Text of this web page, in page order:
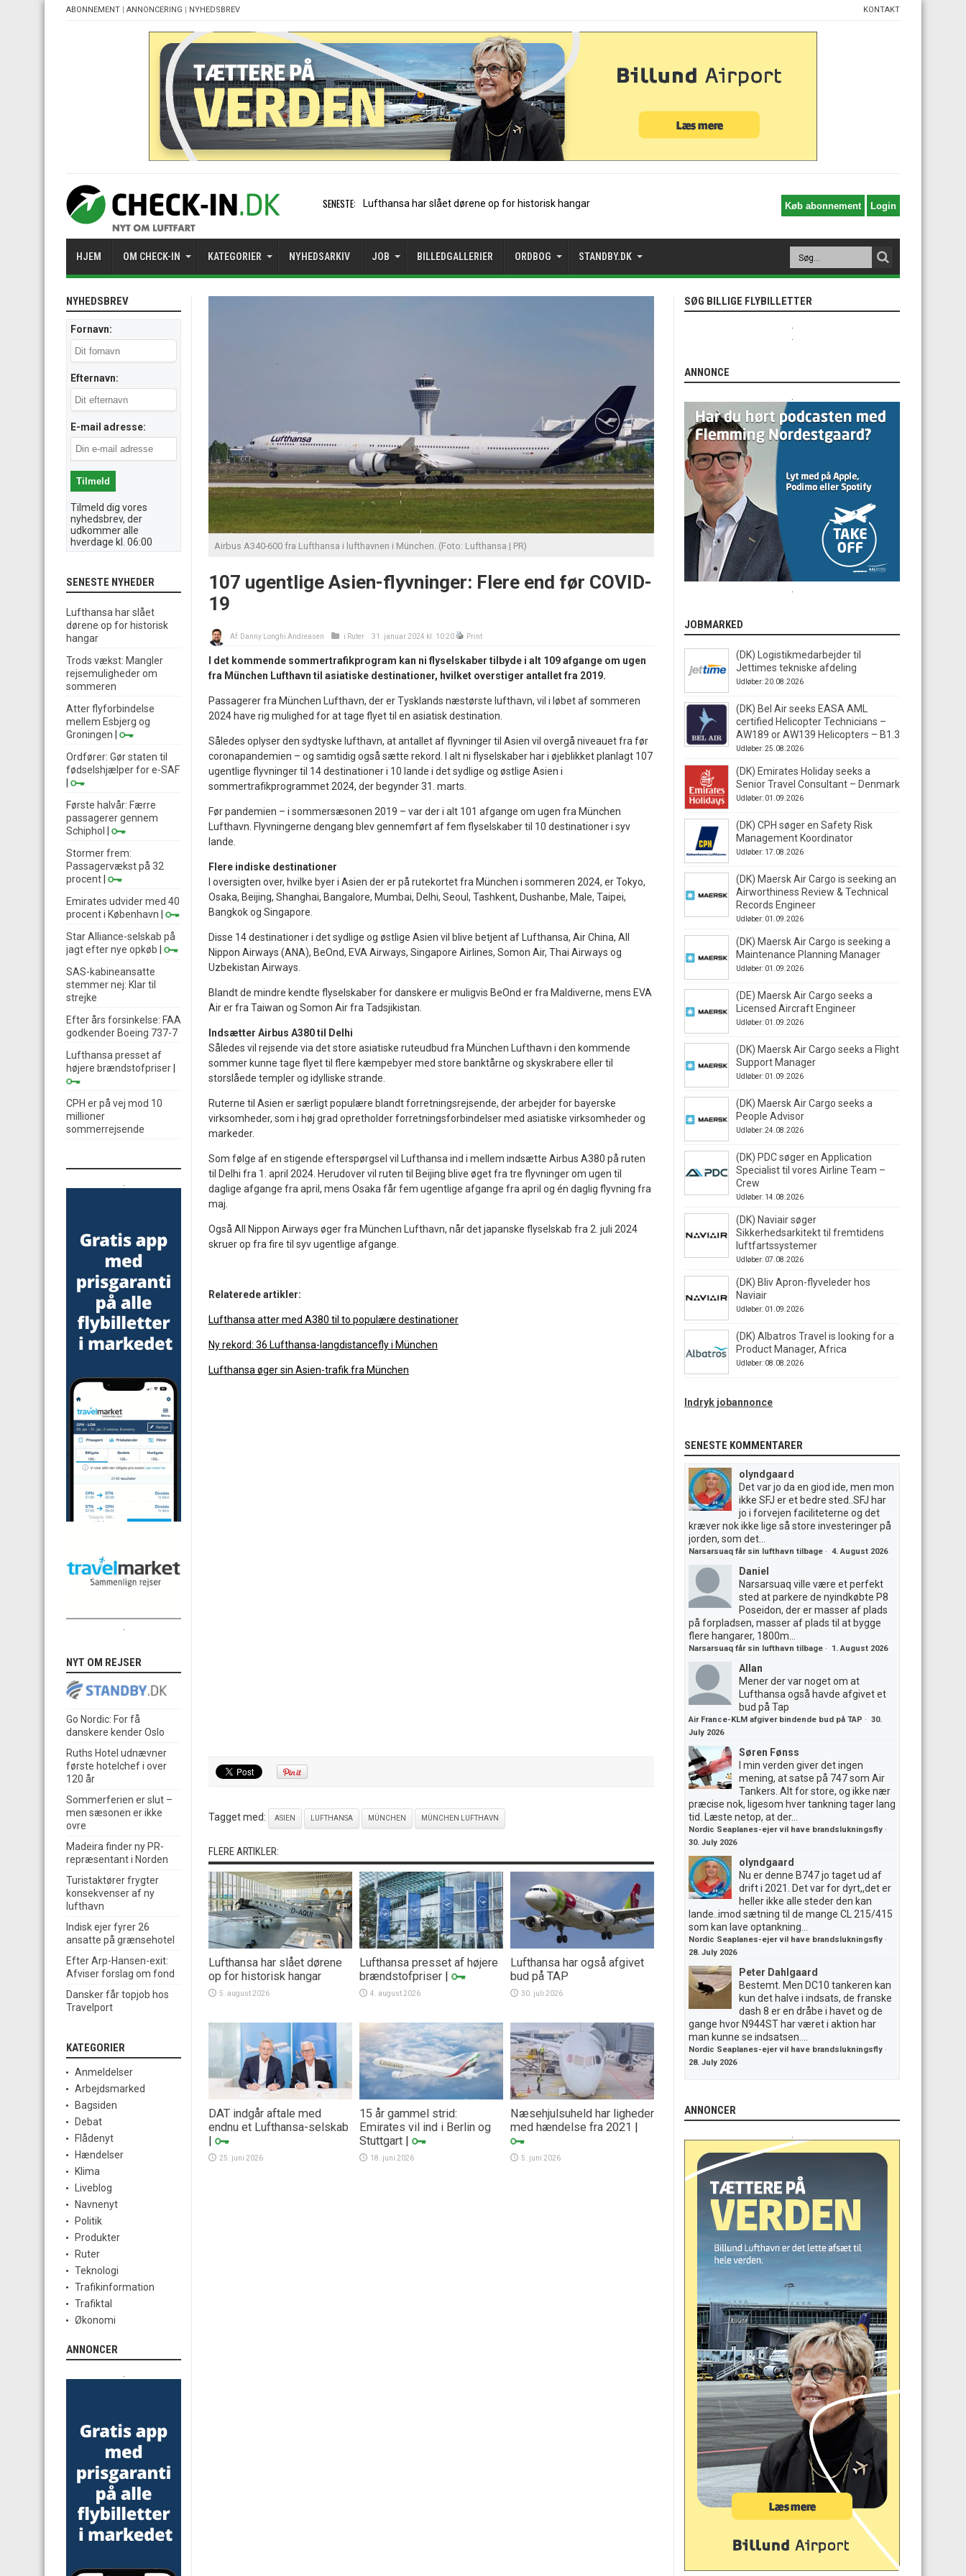
ABONNEMENT | ANNONCERING | NYHEDSBREV KONTAKT
SENESTE: Trods vækst: Mangler rejsemul
HJEM OM CHECK-IN KATEGORIER NYHEDSARKIV JOB BILLEDGALLERIER ORDBOG STANDBY.DK
Airbus A340-600 fra Lufthansa i lufthavnen i München. (Foto: Lufthansa | PR)
107 ugentlige Asien-flyvninger: Flere end før COVID-
19
Af: Danny Longhi Andreasen i Ruter 31. januar 2024 kl. 10:20 Print
I det kommende sommertrafikprogram kan ni flyselskaber tilbyde i alt 109 afgange om ugen
fra München Lufthavn til asiatiske destinationer, hvilket overstiger antallet fra 2019.
Passagerer fra München Lufthavn, der er Tysklands næstørste lufthavn, vil i løbet af sommeren
2024 have rig mulighed for at tage flyet til en asiatisk destination.
Således oplyser den sydtyske lufthavn, at antallet af flyvninger til Asien vil overgå niveauet fra før
coronapandemien – og samtidig også sætte rekord. I alt ni flyselskaber har i øjeblikket planlagt 107
ugentlige flyvninger til 14 destinationer i 10 lande i det sydlige og østlige Asien i
sommertrafikprogrammet 2024, der begynder 31. marts.
Før pandemien – i sommersæsonen 2019 – var der i alt 101 afgange om ugen fra München
Lufthavn. Flyvningerne dengang blev gennemført af fem flyselskaber til 10 destinationer i syv
lande.
Flere indiske destinationer
I oversigten over, hvilke byer i Asien der er på rutekortet fra München i sommeren 2024, er Tokyo,
Osaka, Beijing, Shanghai, Bangalore, Mumbai, Delhi, Seoul, Tashkent, Dushanbe, Male, Taipei,
Bangkok og Singapore.
Disse 14 destinationer i det sydlige og østlige Asien vil blive betjent af Lufthansa, Air China, All
Nippon Airways (ANA), BeOnd, EVA Airways, Singapore Airlines, Somon Air, Thai Airways og
Uzbekistan Airways.
Blandt de mindre kendte flyselskaber for danskere er muligvis BeOnd er fra Maldiverne, mens EVA
Air er fra Taiwan og Somon Air fra Tadsjikistan.
Indsætter Airbus A380 til Delhi
Således vil rejsende via det store asiatiske ruteudbud fra München Lufthavn i den kommende
sommer kunne tage flyet til flere kæmpebyer med store banktårne og skyskrabere eller til
storslåede templer og idylliske strande.
Ruterne til Asien er særligt populære blandt forretningsrejsende, der arbejder for bayerske
virksomheder, som i høj grad opretholder forretningsforbindelser med asiatiske virksomheder og
markeder.
Som følge af en stigende efterspørgsel vil Lufthansa ind i mellem indsætte Airbus A380 på ruten
til Delhi fra 1. april 2024. Herudover vil ruten til Beijing blive øget fra tre flyvninger om ugen til
daglige afgange fra april, mens Osaka får fem ugentlige afgange fra april og én daglig flyvning fra
maj.
Også All Nippon Airways øger fra München Lufthavn, når det japanske flyselskab fra 2. juli 2024
skruer op fra fire til syv ugentlige afgange.
Relaterede artikler:
Lufthansa atter med A380 til to populære destinationer
Ny rekord: 36 Lufthansa-langdistancefly i München
Lufthansa øger sin Asien-trafik fra München
Tagget med: ASIEN LUFTHANSA MÜNCHEN MÜNCHEN LUFTHAVN
FLERE ARTIKLER:
Lufthansa har slået dørene
op for historisk hangar
5. august 2026
Lufthansa presset af højere
brændstofpriser |
4. august 2026
Lufthansa har også afgivet
bud på TAP
30. juli 2026
DAT indgår aftale med
endnu et Lufthansa-selskab
|
25. juni 2026
15 år gammel strid:
Emirates vil ind i Berlin og
Stuttgart |
18. juni 2026
Næsehjulsuheld har ligheder
med hændelse fra 2021 |
5. juni 2026
NYHEDSBREV
Fornavn:
Efternavn:
E-mail adresse:
Tilmeld dig vores
nyhedsbrev, der
udkommer alle
hverdage kl. 06:00
SENESTE NYHEDER
Lufthansa har slået
dørene op for historisk
hangar
Trods vækst: Mangler
rejsemuligheder om
sommeren
Atter flyforbindelse
mellem Esbjerg og
Groningen
Ordfører: Gør staten til
fødselshjælper for e-SAF
Første halvår: Færre
passagerer gennem
Schiphol
Stormer frem:
Passagervækst på 32
procent
Emirates udvider med 40
procent i København
Star Alliance-selskab på
jagt efter nye opkøb
SAS-kabineansatte
stemmer nej: Klar til
strejke
Efter års forsinkelse: FAA
godkender Boeing 737-7
Lufthansa presset af
højere brændstofpriser
CPH er på vej mod 10
millioner
sommerrejsende
NYT OM REJSER
Go Nordic: For få
danskere kender Oslo
Ruths Hotel udnævner
første hotelchef i over
120 år
Sommerferien er slut –
men sæsonen er ikke
ovre
Madeira finder ny PR-
repræsentant i Norden
Turistaktører frygter
konsekvenser af ny
lufthavn
Indisk ejer fyrer 26
ansatte på grænsehotel
Efter Arp-Hansen-exit:
Afviser forslag om fond
Dansker får topjob hos
Travelport
KATEGORIER
Anmeldelser
Arbejdsmarked
Bagsiden
Debat
Flådenyt
Hændelser
Klima
Liveblog
Navnenyt
Politik
Produkter
Ruter
Teknologi
Trafikinformation
Trafiktal
Økonomi
ANNONCER
SØG BILLIGE FLYBILLETTER
ANNONCE
JOBMARKED
(DK) Logistikmedarbejder til
Jettimes tekniske afdeling
Udløber: 20.08.2026
(DK) Bel Air seeks EASA AML
certified Helicopter Technicians –
AW189 or AW139 Helicopters – B1.3
Udløber: 25.08.2026
(DK) Emirates Holiday seeks a
Senior Travel Consultant – Denmark
Udløber: 01.09.2026
(DK) CPH søger en Safety Risk
Management Koordinator
Udløber: 17.08.2026
(DK) Maersk Air Cargo is seeking an
Airworthiness Review & Technical
Records Engineer
Udløber: 01.09.2026
(DK) Maersk Air Cargo is seeking a
Maintenance Planning Manager
Udløber: 01.09.2026
(DE) Maersk Air Cargo seeks a
Licensed Aircraft Engineer
Udløber: 01.09.2026
(DK) Maersk Air Cargo seeks a Flight
Support Manager
Udløber: 01.09.2026
(DK) Maersk Air Cargo seeks a
People Advisor
Udløber: 24.08.2026
(DK) PDC søger en Application
Specialist til vores Airline Team –
Crew
Udløber: 14.08.2026
(DK) Naviair søger
Sikkerhedsarkitekt til fremtidens
luftfartssystemer
Udløber: 07.08.2026
(DK) Bliv Apron-flyveleder hos
Naviair
Udløber: 01.09.2026
(DK) Albatros Travel is looking for a
Product Manager, Africa
Udløber: 08.08.2026
Indryk jobannonce
SENESTE KOMMENTARER
olyndgaard
Det var jo da en giod ide, men mon
ikke SFJ er et bedre sted..SFJ har
jo i forvejen faciliteterne og det
kræver nok ikke lige så store investeringer på
jorden, som det...
Narsarsuaq får sin lufthavn tilbage · 4. August 2026
Daniel
Narsarsuaq ville være et perfekt
sted at parkere de nyindkøbte P8
Poseidon, der er masser af plads
på forpladsen, masser af plads til at bygge
flere hangarer, 1800m...
Narsarsuaq får sin lufthavn tilbage · 1. August 2026
Allan
Mener der var noget om at
Lufthansa også havde afgivet et
bud på Tap
Air France-KLM afgiver bindende bud på TAP · 30.
July 2026
Søren Fønss
I min verden giver det ingen
mening, at satse på 747 som Air
Tankers. Alt for store, og ikke nær
præcise nok, ligesom hver tankning tager lang
tid. Læste netop, at der...
Nordic Seaplanes-ejer vil have brandslukningsfly ·
30. July 2026
olyndgaard
Nu er denne B747 jo taget ud af
drift i 2021. Det var for dyrt,,det er
heller ikke alle steder den kan
lande..imod sætning til de mange CL 215/415
som kan lave optankning...
Nordic Seaplanes-ejer vil have brandslukningsfly ·
28. July 2026
Peter Dahlgaard
Bestemt. Men DC10 tankeren kan
kun det halve i indsats, de franske
dash 8 er en dråbe i havet og de
gange hvor N944ST har været i aktion har
man kunne se indsatsen....
Nordic Seaplanes-ejer vil have brandslukningsfly ·
28. July 2026
ANNONCER